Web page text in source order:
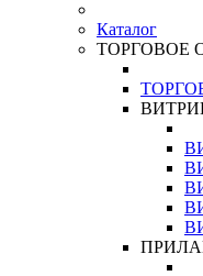
Каталог
ТОРГОВОЕ